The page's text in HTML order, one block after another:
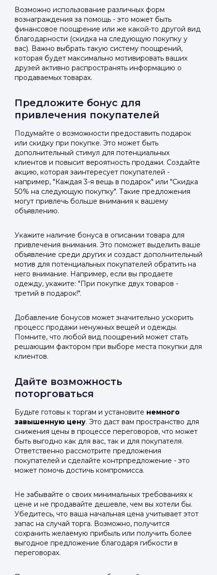
Возможно использование различных форм
вознаграждения за помощь - это может быть
финансовое поощрение или же какой-то другой вид
благодарности (скидка на следующую покупку у
вас). Важно выбрать такую систему поощрений,
которая будет максимально мотивировать ваших
друзей активно распространять информацию о
продаваемых товарах.
Предложите бонус для
привлечения покупателей
Подумайте о возможности предоставить подарок
или скидку при покупке. Это может быть
дополнительный стимул для потенциальных
клиентов и повысит вероятность продажи. Создайте
акцию, которая заинтересует покупателей -
например, "Каждая 3-я вещь в подарок" или "Скидка
50% на следующую покупку". Такие предложения
могут привлечь больше внимания к вашему
объявлению.
Укажите наличие бонуса в описании товара для
привлечения внимания. Это поможет выделить ваше
объявление среди других и создаст дополнительный
мотив для потенциальных покупателей обратить на
него внимание. Например, если вы продаете
одежду, укажите: "При покупке двух товаров -
третий в подарок!".
Добавление бонусов может значительно ускорить
процесс продажи ненужных вещей и одежды.
Помните, что любой вид поощрений может стать
решающим фактором при выборе места покупки для
клиентов.
Дайте возможность
поторговаться
Будьте готовы к торгам и установите немного
завышенную цену. Это даст вам пространство для
снижения цены в процессе переговоров, что может
быть выгодно как для вас, так и для покупателя.
Ответственно рассмотрите предложения
покупателей и сделайте контрпредложение - это
может помочь достичь компромисса.
Не забывайте о своих минимальных требованиях к
цене и не продавайте дешевле, чем вы хотели бы.
Убедитесь, что ваша начальная цена учитывает этот
запас на случай торга. Возможно, получится
сохранить желаемую прибыль или получить более
выгодное предложение благодаря гибкости в
переговорах.